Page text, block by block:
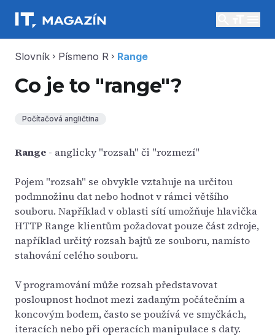
Slovník chevron_right Písmeno R chevron_right Range
Co je to "range"?
Počítačová angličtina
Range - anglicky "rozsah" či "rozmezí"
Pojem "rozsah" se obvykle vztahuje na určitou
podmnožinu dat nebo hodnot v rámci většího
souboru. Například v oblasti sítí umožňuje hlavička
HTTP Range klientům požadovat pouze část zdroje,
například určitý rozsah bajtů ze souboru, namísto
stahování celého souboru.
V programování může rozsah představovat
posloupnost hodnot mezi zadaným počátečním a
koncovým bodem, často se používá ve smyčkách,
iteracích nebo při operacích manipulace s daty.